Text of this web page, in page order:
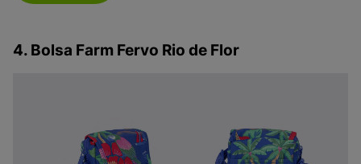
4. Bolsa Farm Fervo Rio de Flor